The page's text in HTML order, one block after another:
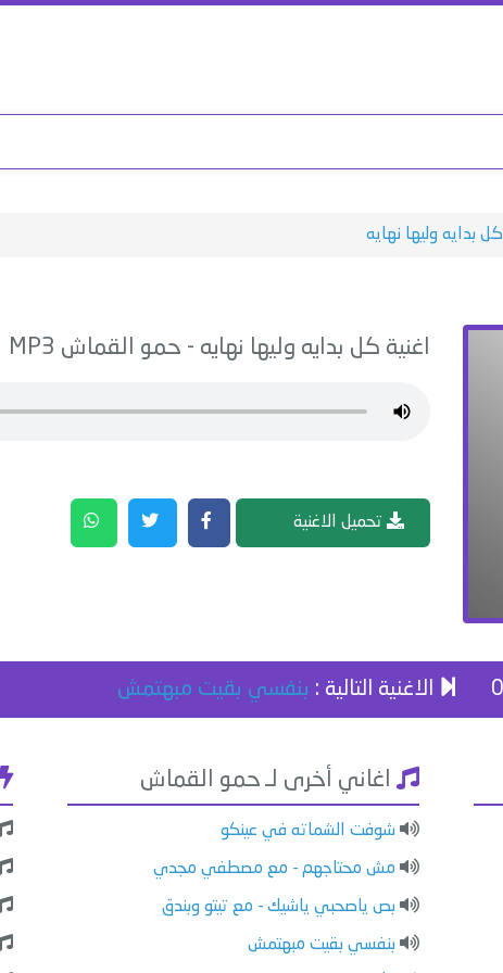
كل بدايه وليها نهايه
اغنية كل بدايه وليها نهايه - حمو القماش
تحميل الاغنية
الاغنية التالية : بنفسي بقيت مبهتمش
اغاني أخرى لـ حمو القماش
شوفت الشماته في عينكو
مش محتاجهم - مع مصطفي مجدي
بص ياصحبي ياشيك - مع تيتو وبندق
بنفسي بقيت مبهتمش